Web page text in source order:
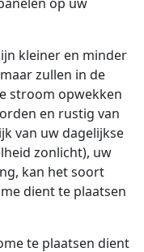
op uw
kleiner en minder
zullen in de
stroom opwekken
en rustig van
van uw dagelijkse
zonlicht), uw
kan het soort
dient te plaatsen
te plaatsen dient